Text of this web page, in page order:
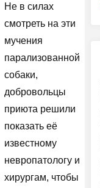
Не в силах
смотреть на эти
мучения
парализованной
собаки,
добровольцы
приюта решили
показать её
известному
невропатологу и
хирургам, чтобы